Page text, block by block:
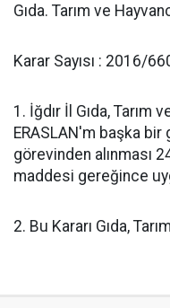
Gıda. Tarım ve
Karar Sayısı : 2016/
1. İğdır İl Gıda, Tarım
ERASLAN'm başka
görevinden alınması
maddesi gereğince
2. Bu Kararı Gıda,